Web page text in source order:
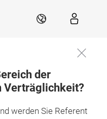
DE
der
Verträglichkeit?
werden Sie Referent
& Conference Insights